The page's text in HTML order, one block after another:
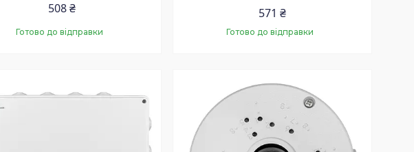
508 ₴
Готово до відправки
571 ₴
Готово до відправки